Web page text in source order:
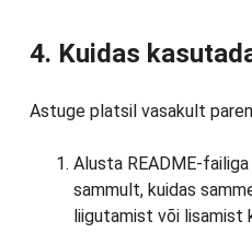
4. Kuidas
Astuge platsil vasakult
Alusta README-failiga
sammult, kuidas
liigutamist või lisamist